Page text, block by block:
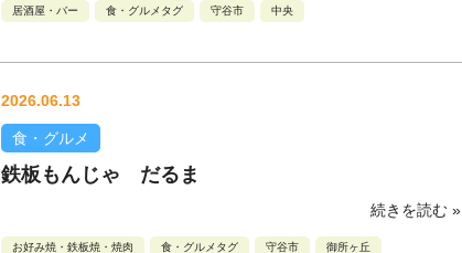
居酒屋・バー 食・グルメタグ 守谷市 中央
2026.06.13
食・グルメ
鉄板もんじゃ だるま
続きを読む »
お好み焼・鉄板焼・焼肉 食・グルメタグ 守谷市 御所ヶ丘